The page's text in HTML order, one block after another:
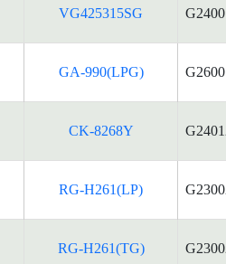
VG425315SG
GA-990(LPG)
CK-8268Y
RG-H261(LP)
RG-H261(TG)